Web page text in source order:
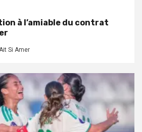
à l’amiable du contrat
Si Amer